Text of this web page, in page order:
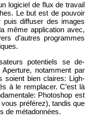
lo­gi­ciel de flux de tra­vail
Le but est de pou­voir
puis dif­fu­ser des images
même ap­pli­ca­tion avec,
d’autres pro­grammes
po­ten­tiels se de­
no­tam­ment par
soient bien claires: Ligh­
à le rem­pla­cer. C’est là
Pho­to­shop est
pré­fé­rez), tan­dis que
de mé­ta­don­nées.